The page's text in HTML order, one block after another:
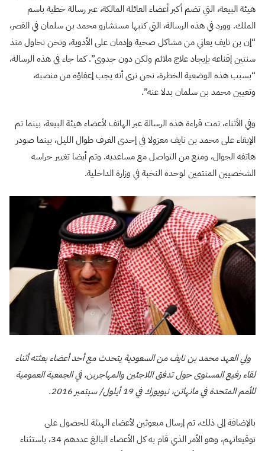
هيئة البيعة، التي تضم أكبر أعضاء العائلة المالكة، عبر رسالة خطية باسم
الملك. وورد في هذه الرسالة، التي كتبها مستشارو محمد بن سلمان في القصر،
“إن بن نايف يعاني من مشاكل صحية وإدمان على الأدوية، ونحن نحاول منذ
سنتين إقناعه بإيجاد علاج ملائم ولكن دون جدوى”. كما جاء في هذه الرسالة،
“بسبب هذه الوضعية الخطرة، نحن نرى أنه يجب إعفاؤه من منصبه،
وتعيين محمد بن سلمان بدلا عنه”.
وفي الأثناء، تمت قراءة هذه الرسالة عبر الهاتف لأعضاء هيئة البيعة، بينما تم
الإبقاء على محمد بن نايف معزولا في إحدى الغرف طوال الليل، بينما صودر
هاتفه الجوال، ومنع من التواصل مع مساعديه. وتم أيضا تغيير حراسه
الشخصيين المنتمين لوحدة النخبة في وزارة الداخلية.
ولي العهد محمد بن نايف من السعودية يتحدث مع أحد أعضاء بعثته أثناء
لقاء رفيع المستوى حول تدفق اللاجئين والمهاجرين، في الجمعية العمومية
للأمم المتحدة في مانهاتن، نيويورك في 19 أيلول/ سبتمبر 2016.
بالإضافة إلى ذلك، تم إرسال مبعوثين لأعضاء الهيئة للحصول على
توقيعاتهم، وهو الأمر الذي قام به كل الأعضاء البالغ عددهم 34، باستثناء